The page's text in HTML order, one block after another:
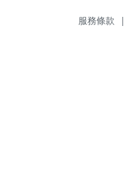
服務條款 |